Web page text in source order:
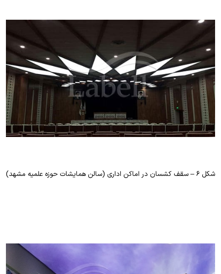
شکل ۶ – سقف کشسان در اماکن اداری (سالن همایشات حوزه علمیه مشهد)